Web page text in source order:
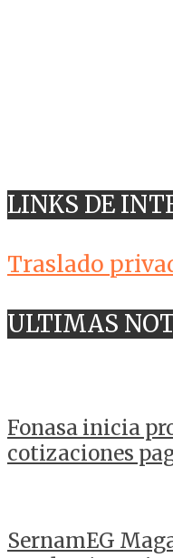
LINKS DE
Traslado
ULTIMAS
Fonasa inicia
cotizaciones
SernamEG